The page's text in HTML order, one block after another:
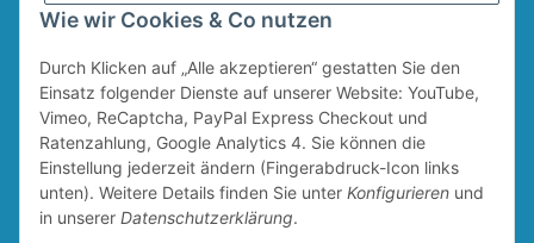
Wie wir Cookies & Co nutzen
Durch Klicken auf „Alle akzeptieren“ gestatten Sie den
Einsatz folgender Dienste auf unserer Website: YouTube,
Vimeo, ReCaptcha, PayPal Express Checkout und
Ratenzahlung, Google Analytics 4. Sie können die
Einstellung jederzeit ändern (Fingerabdruck-Icon links
unten). Weitere Details finden Sie unter Konfigurieren und
in unserer Datenschutzerklärung.
Vertrag widerrufen
* Alle Preise inkl. gesetzlicher USt., zzgl.Versand
Für den Versand von Ruten und Keschern wird ein Sperrgutzuschlag in Höhe
von 4,95 € erhoben. Dieser Zuschlag fällt unabhängig vom Warenwert an.